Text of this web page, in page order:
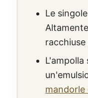
Le
mandorle